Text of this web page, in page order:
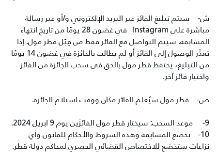
ش‌- سيتم تبليغ الفائز عبر البريد الإلكتروني و/أو عبر رسالة
مباشرة على Instagram في غضون 28 يومًا من تاريخ انتهاء
المسابقة. سيتم التواصل مع الفائز فقط من قِبَل قطر مول. إذا
تعذّر الوصول إلى الفائز أو لم يطالب بالجائزة في غضون 14 يومًا
من التبليغ، يحتفظ قطر مول بالحق في سحب الجائزة من الفائز
واختيار فائز آخر.
ص‌- قطر مول سيُعلم الفائز مكان ووقت استلام الجائزة.
9- موعد السحب: سيختار قطر مول الفائزَين يوم 9 ابريل 2024.
10- تخضع المسابقة وهذه الشروط والأحكام للقانون وأي
نزاعات ستخضع للاختصاص القضائي الحصري لمحاكم دولة قطر.